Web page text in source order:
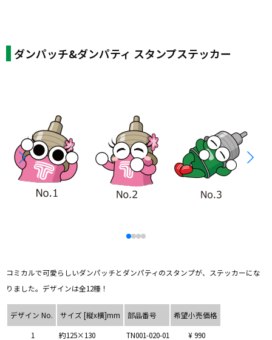
ダンパッチ&ダンパティ スタンプステッカー
コミカルで可愛らしいダンパッチとダンパティのスタンプが、ステッカーにな
りました。デザインは全12種！
デザイン No. サイズ [縦x横]mm 部品番号
希望小売価格
1
約125×130 TN001-020-01 ¥ 990